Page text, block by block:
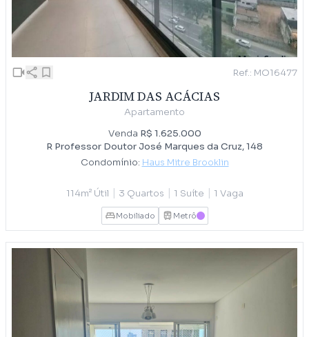
Ref.: MO16477
JARDIM DAS ACÁCIAS
Apartamento
Venda R$ 1.625.000
R Professor Doutor José Marques da Cruz, 148
Condomínio: Haus Mitre Brooklin
114m² Útil 3 Quartos 1 Suíte 1 Vaga
Mobiliado Metrô LILAS